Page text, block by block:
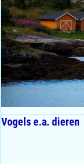
Vogels e.a. dieren